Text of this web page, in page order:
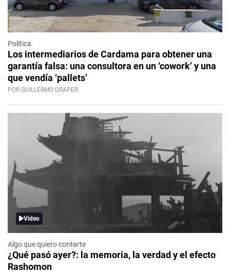
Política
Los intermediarios de Cardama para obtener una
garantía falsa: una consultora en un ‘cowork’ y una
que vendía ‘pallets’
POR GUILLERMO DRAPER
Video
Algo que quiero contarte
¿Qué pasó ayer?: la memoria, la verdad y el efecto
Rashomon